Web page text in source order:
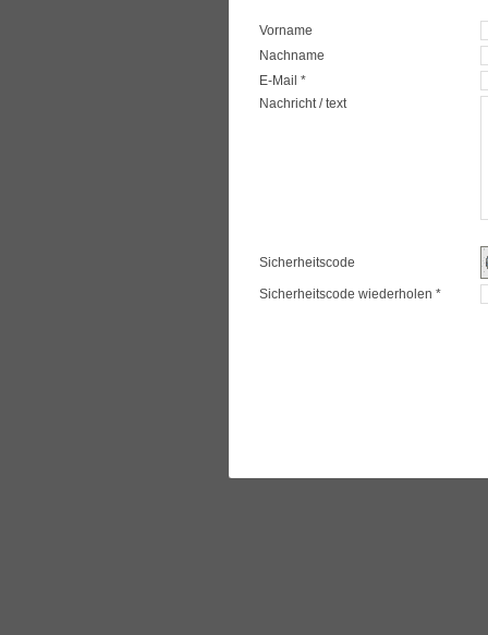
Vorname
Nachname
E-Mail *
Nachricht / text
Sicherheitscode
Sicherheitscode wiederholen *